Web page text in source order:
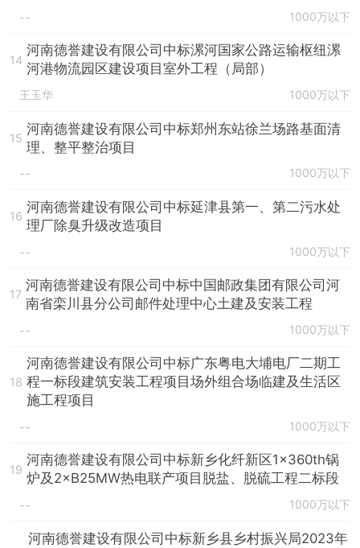
-- 1000万以下
14
河南德誉建设有限公司中标漯河国家公路运输枢纽漯
河港物流园区建设项目室外工程（局部）
王玉华 1000万以下
15
河南德誉建设有限公司中标郑州东站徐兰场路基面清
理、整平整治项目
-- 1000万以下
16
河南德誉建设有限公司中标延津县第一、第二污水处
理厂除臭升级改造项目
-- 1000万以下
17
河南德誉建设有限公司中标中国邮政集团有限公司河
南省栾川县分公司邮件处理中心土建及安装工程
-- 1000万以下
18
河南德誉建设有限公司中标广东粤电大埔电厂二期工
程一标段建筑安装工程项目场外组合场临建及生活区
施工程项目
-- 1000万以下
19
河南德誉建设有限公司中标新乡化纤新区1×360th锅
炉及2×B25MW热电联产项目脱盐、脱硫工程二标段
-- 1000万以下
河南德誉建设有限公司中标新乡县乡村振兴局2023年